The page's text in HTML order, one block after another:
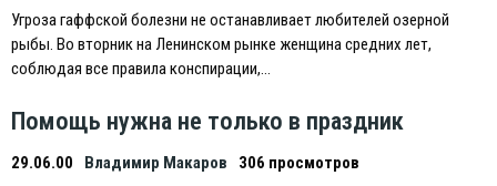
Угроза гаффской болезни не останавливает любителей озерной
рыбы. Во вторник на Ленинском рынке женщина средних лет,
соблюдая все правила конспирации,…
Помощь нужна не только в праздник
29.06.00 Владимир Макаров
306 просмотров